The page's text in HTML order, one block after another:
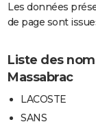
Les données
de page sont
Liste des
Massabrac
LACOSTE
SANS